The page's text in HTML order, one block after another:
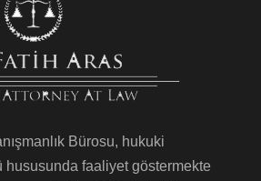
Bürosu, hukuki
hususunda faaliyet göstermekte